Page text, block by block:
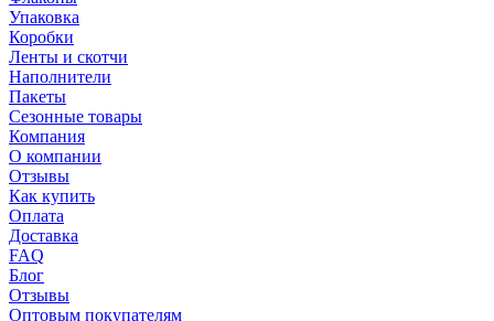
Упаковка
Коробки
Ленты и скотчи
Наполнители
Пакеты
Сезонные товары
Компания
О компании
Отзывы
Как купить
Оплата
Доставка
FAQ
Блог
Отзывы
Оптовым покупателям